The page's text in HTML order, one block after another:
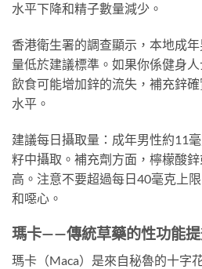
水平下降和精子數量減少。
香港衛生署的調查顯示，本地成
量低於建議標準。如果你係健身
飲食可能增加鋅的流失，補充鋅
水平。
建議每日攝取量：成年男性約11
籽中攝取。補充劑方面，檸檬酸
高。注意不要超過每日40毫克上
和噁心。
瑪卡——傳統草藥的性功能
瑪卡（Maca）是來自秘魯的十字